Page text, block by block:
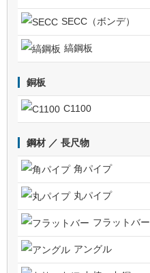
SECC（ボンデ）
縞鋼板
銅板
C1100
鋼材 ／ 長尺物
角パイプ
丸パイプ
フラットバー
アングル